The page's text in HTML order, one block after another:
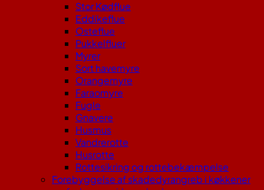
Stor Kødflue
Eddikeflue
Osteflue
Pukkelfluer
Myrer
Sort havemyre
Orangemyre
Faraomyre
Fugle
Gnavere
Husmus
Vandrerotte
Husrotte
Rottesikring og rottebekæmpelse
Forebyggelse af skadedyrangreb i køkkener